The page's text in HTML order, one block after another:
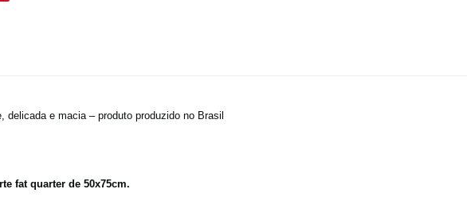
e macia – produto produzido no Brasil
fat quarter de 50x75cm.